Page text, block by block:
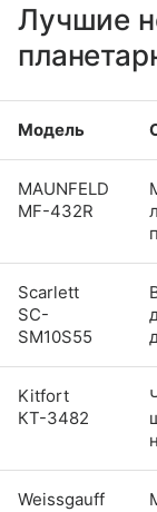
Лучшие
Модель
MAUNFELD
MF-432R
Scarlett
SC-
SM10S55
Kitfort
КТ-3482
Weissgauff